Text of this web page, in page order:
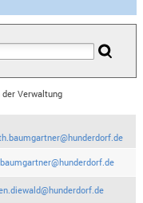
Verwaltung